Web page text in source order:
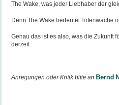
The Wake, was jeder Liebhaber der
Denn The Wake bedeutet Totenwache
Genau das ist es also, was die Zukunft
derzeit.
Anregungen oder Kritik bitte an Bernd